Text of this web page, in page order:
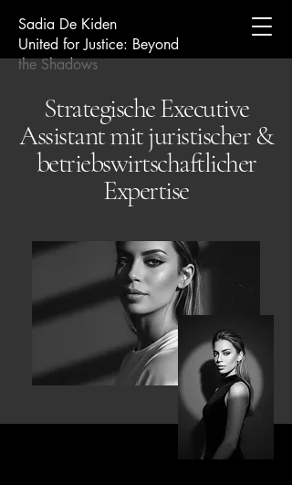
Sadia De Kiden
United for Justice: Beyond
the Shadows
Strategische Executive
Assistant mit juristischer &
betriebswirtschaftlicher
Expertise